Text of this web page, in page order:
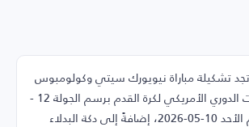
تشكيلة مباراة نيويورك سيتي وكولومبوس
كرو ضمن منافسات الدوري الأمريكي لكرة القدم برسم الجولة 12 -
مباراة الذهاب، يوم الأحد 10-05-2026، إضافةً إلى دكة البدلاء